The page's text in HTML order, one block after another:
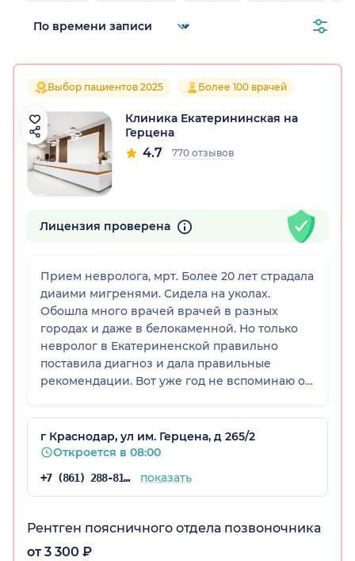
Выбор пациентов 2025 Более 100 врачей
Клиника Екатерининская на
Герцена
4.7 770 отзывов
Лицензия проверена
Прием невролога, мрт. Более 20 лет страдала
диаими мигренями. Сидела на уколах.
Обошла много врачей врачей в разных
городах и даже в белокаменной. Но только
невролог в Екатериненской правильно
поставила диагноз и дала правильные
рекомендации. Вот уже год не вспоминаю о
уколы. Могу спокойно работать. Не реагирую
на погодные условия. Семья забыла, что
такое, когда у мамы болит голова! Спасибо,
Екатерининская!
г Краснодар, ул им. Герцена, д 265/2
Откроется в 08:00
+7 (861) 288-81-65 показать
Рентген поясничного отдела позвоночника
от 3 300 ₽